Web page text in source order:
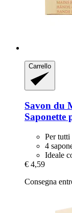
Carrello
Savon du
Saponette
Per
4
Ideale
€ 4,59
Consegna